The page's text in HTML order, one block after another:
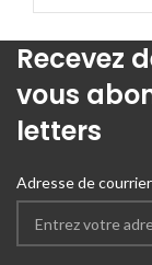
Recevez
vous
letters
Adresse de